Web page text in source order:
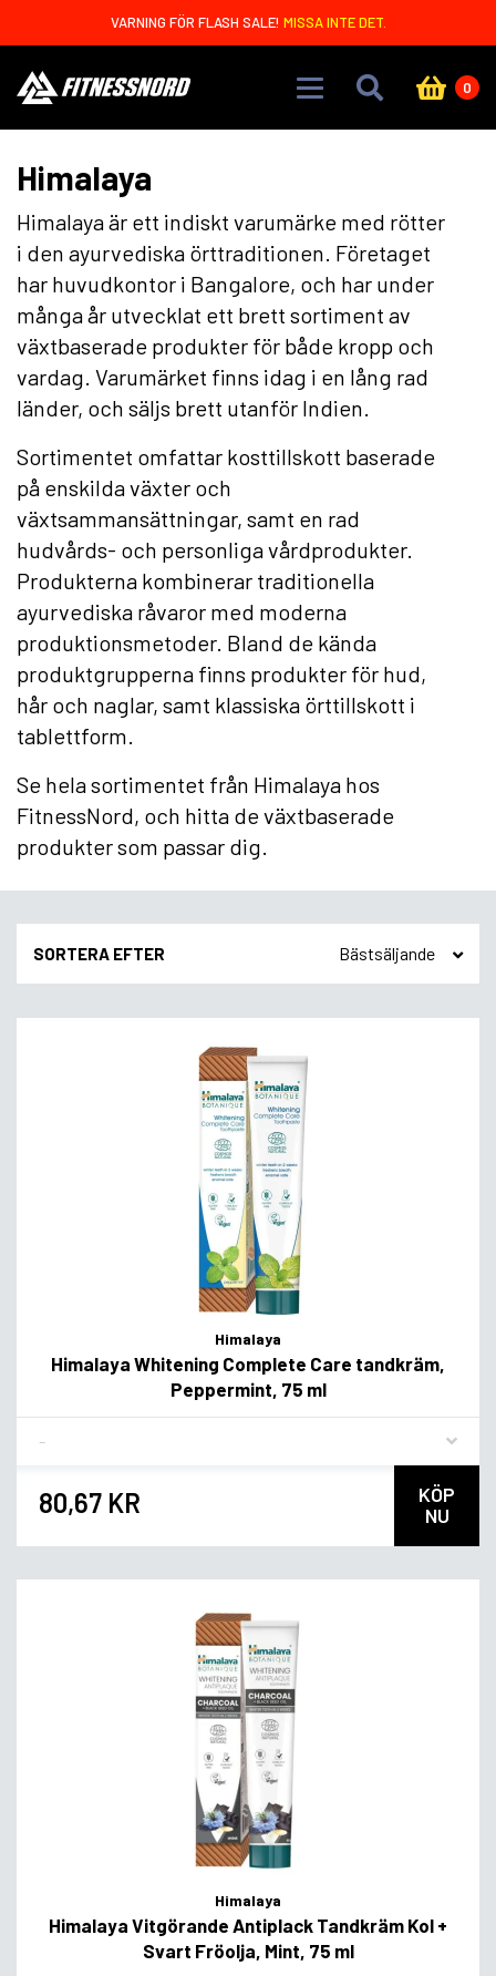
VARNING FÖR FLASH SALE! MISSA INTE DET.
0
Himalaya
Himalaya är ett indiskt varumärke med rötter
i den ayurvediska örttraditionen. Företaget
har huvudkontor i Bangalore, och har under
många år utvecklat ett brett sortiment av
växtbaserade produkter för både kropp och
vardag. Varumärket finns idag i en lång rad
länder, och säljs brett utanför Indien.
Sortimentet omfattar kosttillskott baserade
på enskilda växter och
växtsammansättningar, samt en rad
hudvårds- och personliga vårdprodukter.
Produkterna kombinerar traditionella
ayurvediska råvaror med moderna
produktionsmetoder. Bland de kända
produktgrupperna finns produkter för hud,
hår och naglar, samt klassiska örttillskott i
tablettform.
Se hela sortimentet från Himalaya hos
FitnessNord, och hitta de växtbaserade
produkter som passar dig.
SORTERA EFTER
Himalaya
Himalaya Whitening Complete Care tandkräm,
Peppermint, 75 ml
80,67 KR
KÖP
NU
Himalaya
Himalaya Vitgörande Antiplack Tandkräm Kol +
Svart Fröolja, Mint, 75 ml